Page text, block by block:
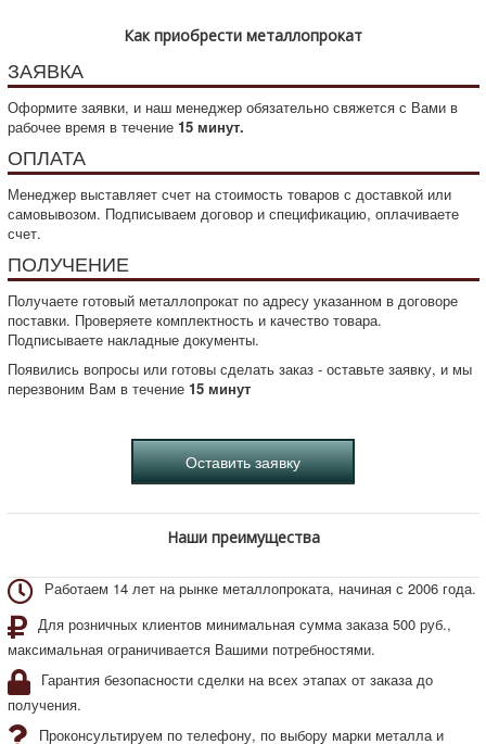
Как приобрести металлопрокат
ЗАЯВКА
Оформите заявки, и наш менеджер обязательно свяжется с Вами в
рабочее время в течение 15 минут.
ОПЛАТА
Менеджер выставляет счет на стоимость товаров с доставкой или
самовывозом. Подписываем договор и спецификацию, оплачиваете
счет.
ПОЛУЧЕНИЕ
Получаете готовый металлопрокат по адресу указанном в договоре
поставки. Проверяете комплектность и качество товара.
Подписываете накладные документы.
Появились вопросы или готовы сделать заказ - оставьте заявку, и мы
перезвоним Вам в течение 15 минут
Наши преимущества
Работаем 14 лет на рынке металлопроката, начиная с 2006 года.
Для розничных клиентов минимальная сумма заказа 500 руб.,
максимальная ограничивается Вашими потребностями.
Гарантия безопасности сделки на всех этапах от заказа до
получения.
Проконсультируем по телефону, по выбору марки металла и